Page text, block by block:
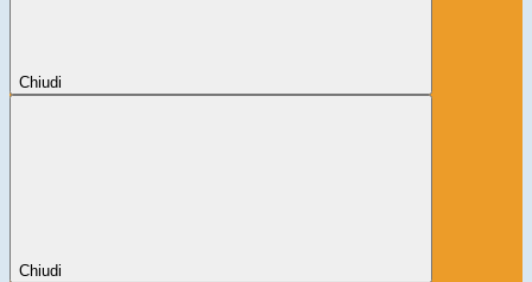
Chiudi
Chiudi